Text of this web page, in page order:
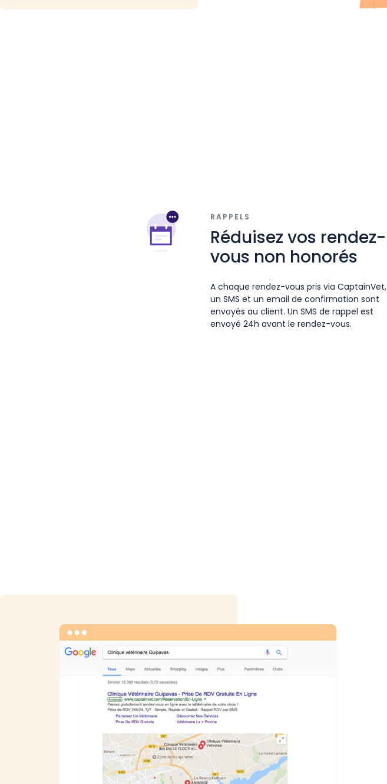
RAPPELS
Réduisez vos rendez-
vous non honorés
A chaque rendez-vous pris via CaptainVet,
un SMS et un email de confirmation sont
envoyés au client. Un SMS de rappel est
envoyé 24h avant le rendez-vous.